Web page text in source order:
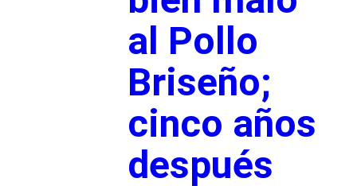
al Pollo
Briseño;
cinco años
después